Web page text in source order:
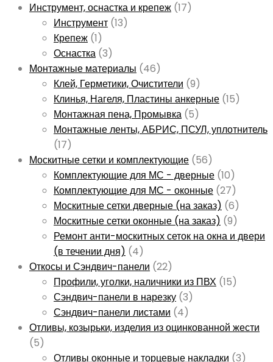
Инструмент, оснастка и крепеж (17)
Инструмент (13)
Крепеж (1)
Оснастка (3)
Монтажные материалы (46)
Клей, Герметики, Очистители (9)
Клинья, Нагеля, Пластины анкерные (15)
Монтажная пена, Промывка (5)
Монтажные ленты, АБРИС, ПСУЛ, уплотнитель
(17)
Москитные сетки и комплектующие (56)
Комплектующие для МС - дверные (10)
Комплектующие для МС - оконные (27)
Москитные сетки дверные (на заказ) (6)
Москитные сетки оконные (на заказ) (9)
Ремонт анти-москитных сеток на окна и двери
(в течении дня) (4)
Откосы и Сэндвич-панели (22)
Профили, уголки, наличники из ПВХ (15)
Сэндвич-панели в нарезку (3)
Сэндвич-панели листами (4)
Отливы, козырьки, изделия из оцинкованной жести
(5)
Отливы оконные и торцевые накладки (3)